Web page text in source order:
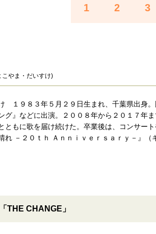
1 2 3
こやま・だいすけ)
１９８３年５月２９日生まれ、千葉県出身
グ』などに出演。２００８年から２０１７年
ともに歌を届け続けた。卒業後は、コンサー
れ －２０ｔｈ Ａｎｎｉｖｅｒｓａｒｙ－』（
THE CHANGE」